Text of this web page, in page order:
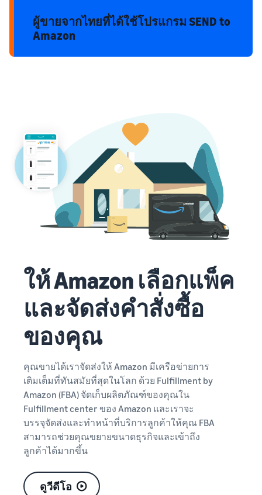
ผู้ขายจากไทยที่ได้ใช้โปรแกรม SEND to
Amazon
ให้ Amazon เลือกแพ็ค
และจัดส่งคำสั่งซื้อ
ของคุณ
คุณขายได้เราจัดส่งให้ Amazon มีเครือข่ายการ
เติมเต็มที่ทันสมัยที่สุดในโลก ด้วย Fulfillment by
Amazon (FBA) จัดเก็บผลิตภัณฑ์ของคุณใน
Fulfillment center ของ Amazon และเราจะ
บรรจุจัดส่งและทำหน้าที่บริการลูกค้าให้คุณ FBA
สามารถช่วยคุณขยายขนาดธุรกิจและเข้าถึง
ลูกค้าได้มากขึ้น
ดูวีดีโอ